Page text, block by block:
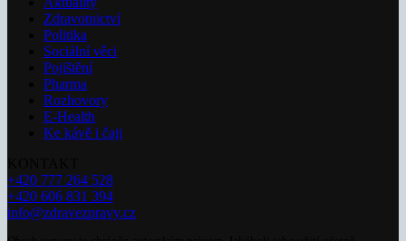
Zdravotnictví
Politika
Sociální věci
Pojištění
Pharma
Rozhovory
E-Health
Ke kávě i čaji
+420 777 264 528
+420 606 831 394
info@zdravezpravy.cz